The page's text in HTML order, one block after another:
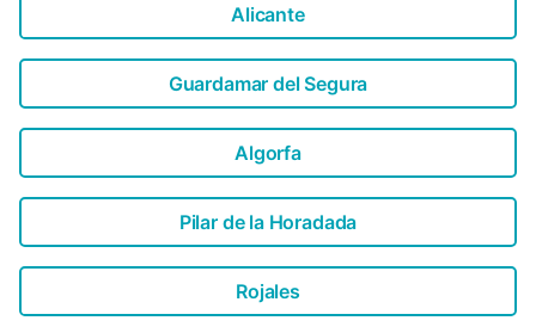
Alicante
Guardamar del Segura
Algorfa
Pilar de la Horadada
Rojales